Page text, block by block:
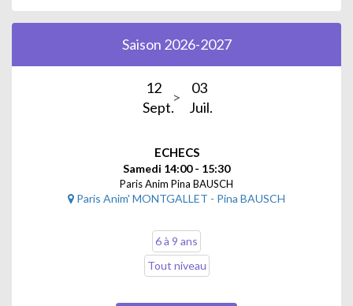
Saison 2026-2027
12
Sept.
03
Juil.
ECHECS
Samedi 14:00 - 15:30
Paris Anim Pina BAUSCH
Paris Anim' MONTGALLET - Pina BAUSCH
6 à 9 ans
Tout niveau